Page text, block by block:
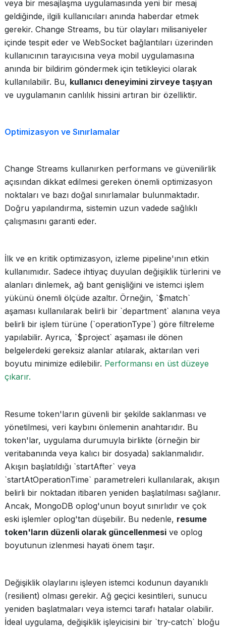
veya bir mesajlaşma uygulamasında yeni bir mesaj
geldiğinde, ilgili kullanıcıları anında haberdar etmek
gerekir. Change Streams, bu tür olayları milisaniyeler
içinde tespit eder ve WebSocket bağlantıları üzerinden
kullanıcının tarayıcısına veya mobil uygulamasına
anında bir bildirim göndermek için tetikleyici olarak
kullanılabilir. Bu, kullanıcı deneyimini zirveye taşıyan
ve uygulamanın canlılık hissini artıran bir özelliktir.
Optimizasyon ve Sınırlamalar
Change Streams kullanırken performans ve güvenilirlik
açısından dikkat edilmesi gereken önemli optimizasyon
noktaları ve bazı doğal sınırlamalar bulunmaktadır.
Doğru yapılandırma, sistemin uzun vadede sağlıklı
çalışmasını garanti eder.
İlk ve en kritik optimizasyon, izleme pipeline'ının etkin
kullanımıdır. Sadece ihtiyaç duyulan değişiklik türlerini ve
alanları dinlemek, ağ bant genişliğini ve istemci işlem
yükünü önemli ölçüde azaltır. Örneğin, `$match`
aşaması kullanılarak belirli bir `department` alanına veya
belirli bir işlem türüne (`operationType`) göre filtreleme
yapılabilir. Ayrıca, `$project` aşaması ile dönen
belgelerdeki gereksiz alanlar atılarak, aktarılan veri
boyutu minimize edilebilir. Performansı en üst düzeye
çıkarır.
Resume token'ların güvenli bir şekilde saklanması ve
yönetilmesi, veri kaybını önlemenin anahtarıdır. Bu
token'lar, uygulama durumuyla birlikte (örneğin bir
veritabanında veya kalıcı bir dosyada) saklanmalıdır.
Akışın başlatıldığı `startAfter` veya
`startAtOperationTime` parametreleri kullanılarak, akışın
belirli bir noktadan itibaren yeniden başlatılması sağlanır.
Ancak, MongoDB oplog'unun boyut sınırlıdır ve çok
eski işlemler oplog'tan düşebilir. Bu nedenle, resume
token'ların düzenli olarak güncellenmesi ve oplog
boyutunun izlenmesi hayati önem taşır.
Değişiklik olaylarını işleyen istemci kodunun dayanıklı
(resilient) olması gerekir. Ağ geçici kesintileri, sunucu
yeniden başlatmaları veya istemci tarafı hatalar olabilir.
İdeal uygulama, değişiklik işleyicisini bir `try-catch` bloğu